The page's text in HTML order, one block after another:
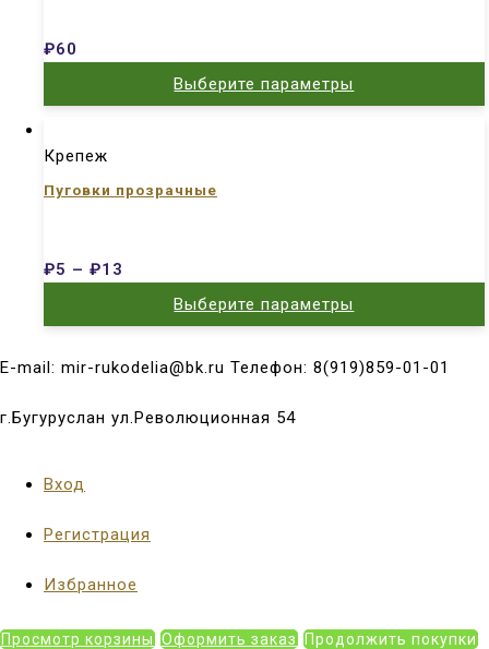
₽60
Выберите параметры
Крепеж
Пуговки прозрачные
₽5 – ₽13
Выберите параметры
E-mail: mir-rukodelia@bk.ru Телефон: 8(919)859-01-01
г.Бугуруслан ул.Революционная 54
Вход
Регистрация
Избранное
Просмотр корзины Оформить заказ Продолжить покупки